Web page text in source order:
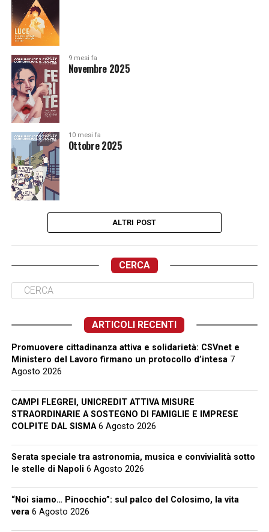
9 mesi fa
Novembre 2025
10 mesi fa
Ottobre 2025
ALTRI POST
CERCA
ARTICOLI RECENTI
Promuovere cittadinanza attiva e solidarietà: CSVnet e
Ministero del Lavoro firmano un protocollo d’intesa 7
Agosto 2026
CAMPI FLEGREI, UNICREDIT ATTIVA MISURE
STRAORDINARIE A SOSTEGNO DI FAMIGLIE E IMPRESE
COLPITE DAL SISMA 6 Agosto 2026
Serata speciale tra astronomia, musica e convivialità sotto
le stelle di Napoli 6 Agosto 2026
“Noi siamo… Pinocchio”: sul palco del Colosimo, la vita
vera 6 Agosto 2026